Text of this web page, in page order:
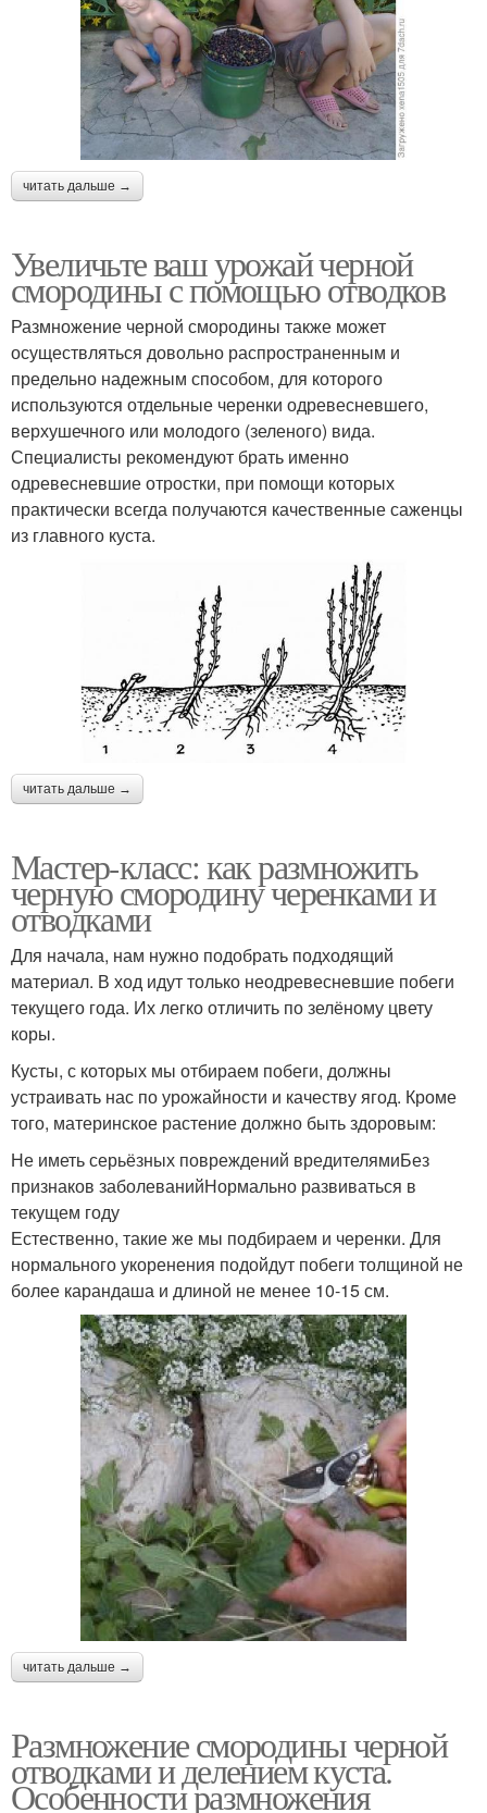
читать дальше →
Увеличьте ваш урожай черной
смородины с помощью отводков
Размножение черной смородины также может
осуществляться довольно распространенным и
предельно надежным способом, для которого
используются отдельные черенки одревесневшего,
верхушечного или молодого (зеленого) вида.
Специалисты рекомендуют брать именно
одревесневшие отростки, при помощи которых
практически всегда получаются качественные саженцы
из главного куста.
читать дальше →
Мастер-класс: как размножить
черную смородину черенками и
отводками
Для начала, нам нужно подобрать подходящий
материал. В ход идут только неодревесневшие побеги
текущего года. Их легко отличить по зелёному цвету
коры.
Кусты, с которых мы отбираем побеги, должны
устраивать нас по урожайности и качеству ягод. Кроме
того, материнское растение должно быть здоровым:
Не иметь серьёзных повреждений вредителямиБез
признаков заболеванийНормально развиваться в
текущем году
Естественно, такие же мы подбираем и черенки. Для
нормального укоренения подойдут побеги толщиной не
более карандаша и длиной не менее 10-15 см.
читать дальше →
Размножение смородины черной
отводками и делением куста.
Особенности размножения